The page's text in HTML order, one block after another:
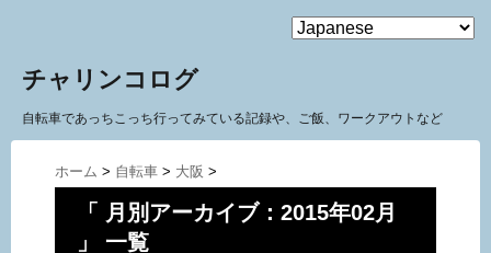
MENU
チャリンコログ
自転車であっちこっち行ってみている記録や、ご飯、ワークアウトなど
ホーム > 自転車 > 大阪 >
「 月別アーカイブ：2015年02月
」 一覧